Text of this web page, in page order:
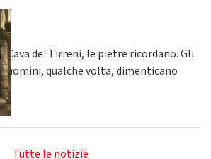
Cava de' Tirreni, le pietre ricordano. Gli
uomini, qualche volta, dimenticano
Tutte le notizie